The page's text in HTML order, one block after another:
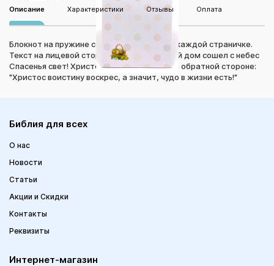
Описание Характеристики Отзывы Оплата
Блокнот на пружине с иллюстрациями на каждой страничке.
Текст на лицевой стороне: "Чтоб в каждый дом сошел с небес
Спасенья свет! Христос Воскрес!" Текст на обратной стороне:
"Христос воистину воскрес, а значит, чудо в жизни есть!"
Библия для всех
О нас
Новости
Статьи
Акции и Скидки
Контакты
Реквизиты
Интернет-магазин